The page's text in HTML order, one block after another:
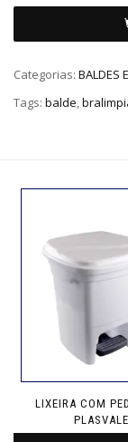
Categorias: BALDES
Tags: balde,
LIXEIRA COM
PLASVALE